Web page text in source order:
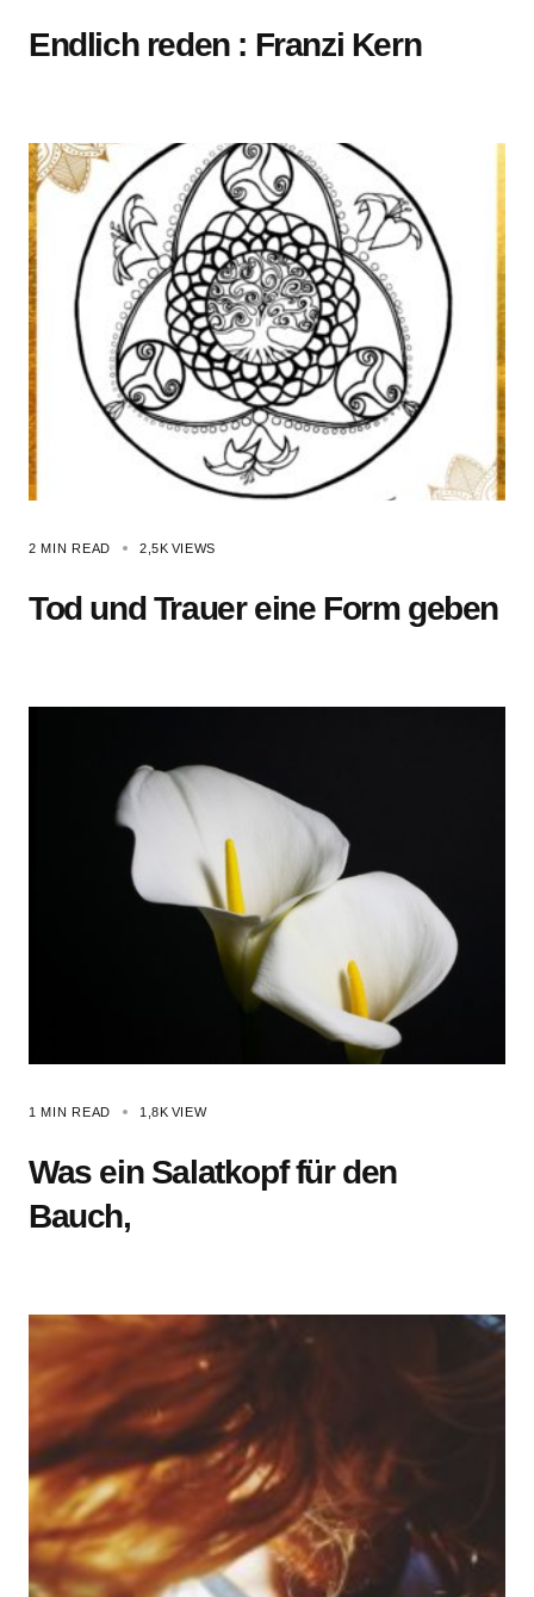
Endlich reden : Franzi Kern
2 MIN READ 2,5K VIEWS
Tod und Trauer eine Form geben
1 MIN READ 1,8K VIEW
Was ein Salatkopf für den
Bauch,